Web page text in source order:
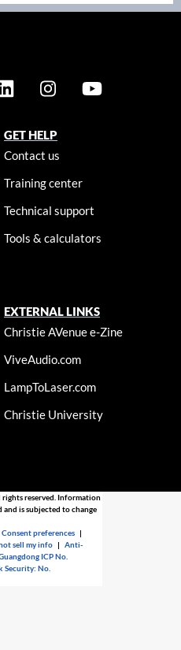
GET HELP
Contact us
Training center
Technical support
Tools & calculators
EXTERNAL LINKS
Christie AVenue e-Zine
ViveAudio.com
LampToLaser.com
Christie University
rights reserved. Information
is subjected to change
Consent preferences |
sell my info |Anti-
ICP No.
Security: No.